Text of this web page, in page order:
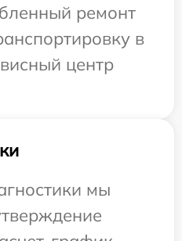
ремонт
в
центр
мы